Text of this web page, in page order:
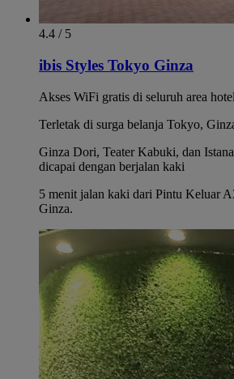
4.4 / 5
ibis Styles Tokyo Ginza
Akses WiFi gratis di seluruh area hotel
Terletak di surga belanja Tokyo,
Ginza Dori, Teater Kabuki, dan
dicapai dengan berjalan kaki
5 menit jalan kaki dari Pintu Keluar
Ginza.